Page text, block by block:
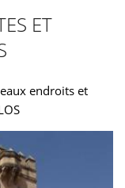
ET
endroits et